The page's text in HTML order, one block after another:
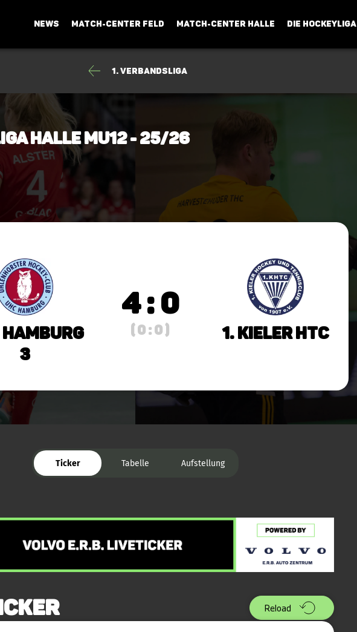
NEWS MATCH-CENTER FELD MATCH-CENTER HALLE DIE HOCKEYLIGA
1. Verbandsliga
Halle mU12 - 25/26
Hamburg
3
4 : 0
( 0 : 0 ) 1. Kieler HTC
Ticker Tabelle Aufstellung
Reload